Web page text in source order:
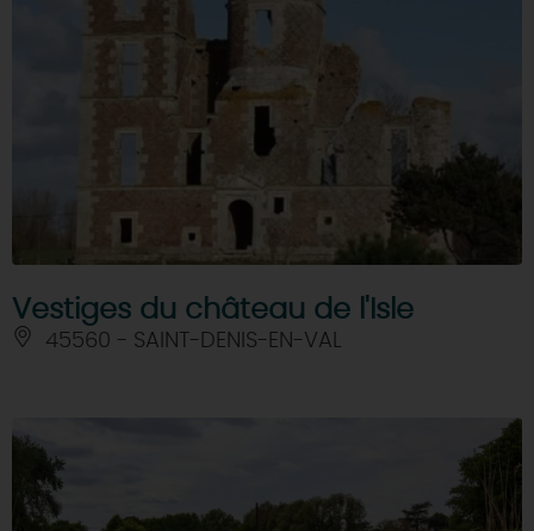
Vestiges du château de l'Isle
45560 - SAINT-DENIS-EN-VAL